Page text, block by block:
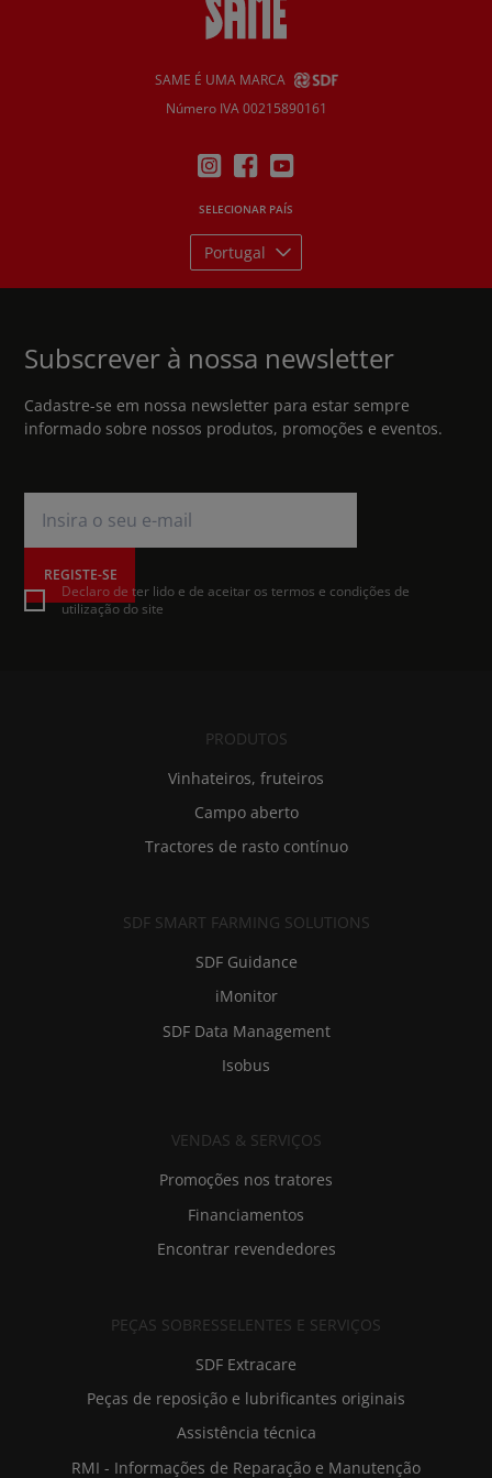
& Republic of Ireland (English)
SAME É UMA MARCA
Número IVA 00215890161
SELECIONAR PAÍS
Portugal
Subscrever à nossa newsletter
Cadastre-se em nossa newsletter para estar sempre
informado sobre nossos produtos, promoções e eventos.
REGISTE-SE
Declaro de ter lido e de aceitar os termos e condições de
utilização do site
PRODUTOS
Vinhateiros, fruteiros
Campo aberto
Tractores de rasto contínuo
SDF SMART FARMING SOLUTIONS
SDF Guidance
iMonitor
SDF Data Management
Isobus
VENDAS & SERVIÇOS
Promoções nos tratores
Financiamentos
Encontrar revendedores
PEÇAS SOBRESSELENTES E SERVIÇOS
SDF Extracare
Peças de reposição e lubrificantes originais
Assistência técnica
RMI - Informações de Reparação e Manutenção